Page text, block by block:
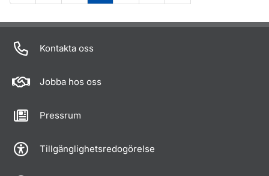
Om sidan
Kontakta oss
Jobba hos oss
Pressrum
Tillgänglighetsredogörelse